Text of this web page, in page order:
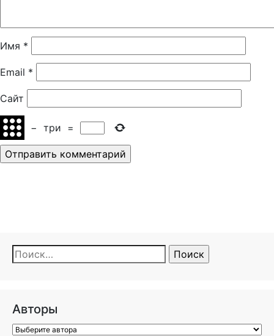
Имя *
Email *
Сайт
− три =
Найти:
Авторы